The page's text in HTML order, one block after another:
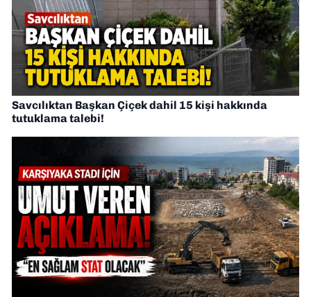
Savcılıktan Başkan Çiçek dahil 15 kişi hakkında
tutuklama talebi!